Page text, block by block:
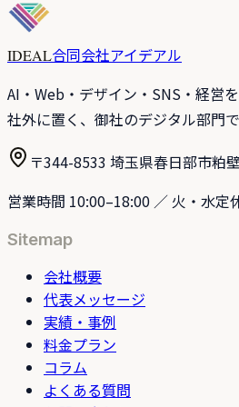
IDEAL合同会社アイデアル
AI・Web・デザイン・SNS・経営
社外に置く、御社のデジタル部門で
〒344-8533 埼玉県春日部市粕
営業時間 10:00–18:00 ／ 火・水定
Sitemap
会社概要
代表メッセージ
実績・事例
料金プラン
コラム
よくある質問